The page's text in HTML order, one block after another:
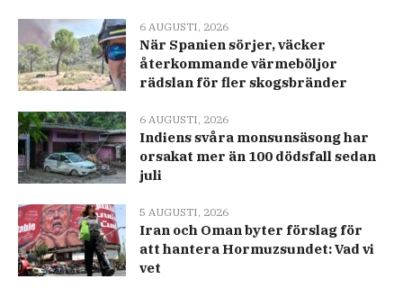
6 AUGUSTI, 2026
När Spanien sörjer, väcker
återkommande värmeböljor
rädslan för fler skogsbränder
6 AUGUSTI, 2026
Indiens svåra monsunsäsong har
orsakat mer än 100 dödsfall sedan
juli
5 AUGUSTI, 2026
Iran och Oman byter förslag för
att hantera Hormuzsundet: Vad vi
vet